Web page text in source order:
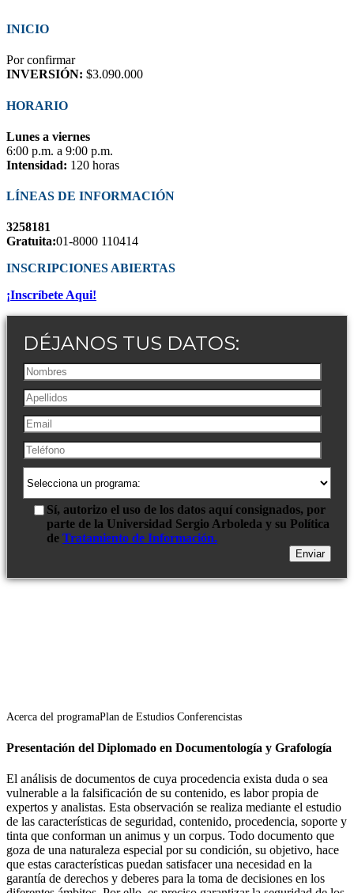
INICIO
Por confirmar
INVERSIÓN: $3.090.000
HORARIO
Lunes a viernes
6:00 p.m. a 9:00 p.m.
Intensidad: 120 horas
LÍNEAS DE INFORMACIÓN
3258181
Gratuita:01-8000 110414
INSCRIPCIONES ABIERTAS
¡Inscríbete Aqui!
DÉJANOS TUS DATOS:
Sí, autorizo el uso de los datos aquí consignados, por
parte de la Universidad Sergio Arboleda y su Política
de Tratamiento de Información.
Acerca del programaPlan de Estudios Conferencistas
Presentación del Diplomado en Documentología y Grafología
El análisis de documentos de cuya procedencia exista duda o sea
vulnerable a la falsificación de su contenido, es labor propia de
expertos y analistas. Esta observación se realiza mediante el estudio
de las características de seguridad, contenido, procedencia, soporte y
tinta que conforman un animus y un corpus. Todo documento que
goza de una naturaleza especial por su condición, su objetivo, hace
que estas características puedan satisfacer una necesidad en la
garantía de derechos y deberes para la toma de decisiones en los